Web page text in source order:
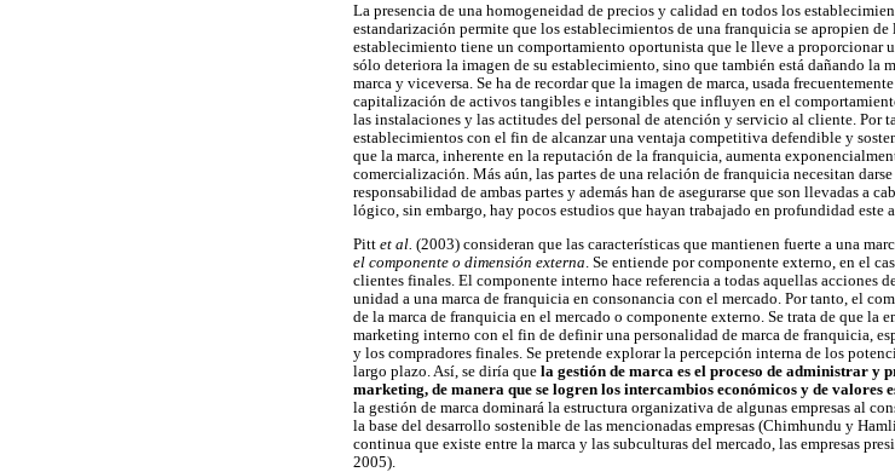
La presencia de una homogeneidad de precios y calidad en todos los
estandarización permite que los establecimientos de una franquicia se apropien de
establecimiento tiene un comportamiento oportunista que le lleve a proporcionar
sólo deteriora la imagen de su establecimiento, sino que también está dañando la
marca y viceversa. Se ha de recordar que la imagen de marca, usada
capitalización de activos tangibles e intangibles que influyen en el
las instalaciones y las actitudes del personal de atención y servicio al cliente. Por
establecimientos con el fin de alcanzar una ventaja competitiva defendible y
que la marca, inherente en la reputación de la franquicia, aumenta
comercialización. Más aún, las partes de una relación de franquicia necesitan
responsabilidad de ambas partes y además han de asegurarse que son llevadas a
lógico, sin embargo, hay pocos estudios que hayan trabajado en profundidad este
Pitt et al. (2003) consideran que las características que mantienen fuerte a una
el componente o dimensión externa . Se entiende por componente externo, en el
clientes finales. El componente interno hace referencia a todas aquellas acciones
unidad a una marca de franquicia en consonancia con el mercado. Por tanto, el
de la marca de franquicia en el mercado o componente externo. Se trata de que la
marketing interno con el fin de definir una personalidad de marca de franquicia,
y los compradores finales. Se pretende explorar la percepción interna de los
largo plazo. Así, se diría que la gestión de marca es el proceso de administrar y
marketing, de manera que se logren los intercambios económicos y de valores
la gestión de marca dominará la estructura organizativa de algunas empresas al
la base del desarrollo sostenible de las mencionadas empresas (Chimhundu y
continua que existe entre la marca y las subculturas del mercado, las empresas
2005).